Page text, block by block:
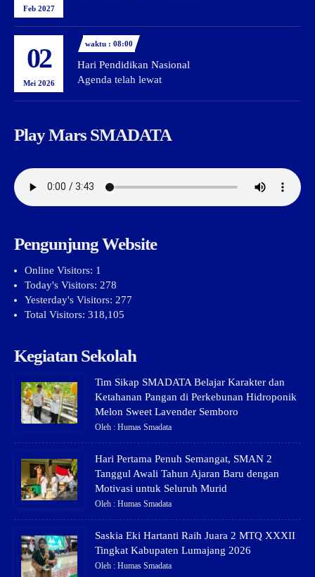
Feb 2027
02
Mei 2026
waktu : 08:00
Hari Pendidikan Nasional
Agenda telah lewat
Play Mars SMADATA
Pengunjung Website
Online Visitors: 1
Today's Visitors: 278
Yesterday's Visitors: 277
Total Visitors: 318,105
Kegiatan Sekolah
Tim Sikap SMADATA Belajar Karakter dan
Ketahanan Pangan di Perkebunan Hidroponik
Melon Sweet Lavender Semboro
Oleh : Humas Smadata
Hari Pertama Penuh Semangat, SMAN 2
Tanggul Awali Tahun Ajaran Baru dengan
Motivasi untuk Seluruh Murid
Oleh : Humas Smadata
Saskia Eki Hartanti Raih Juara 2 MTQ XXXII
Tingkat Kabupaten Lumajang 2026
Oleh : Humas Smadata